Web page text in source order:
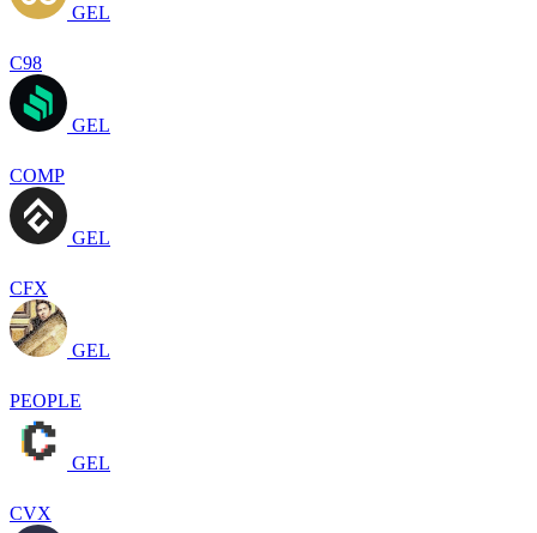
GEL
C98
GEL
COMP
GEL
CFX
GEL
PEOPLE
GEL
CVX